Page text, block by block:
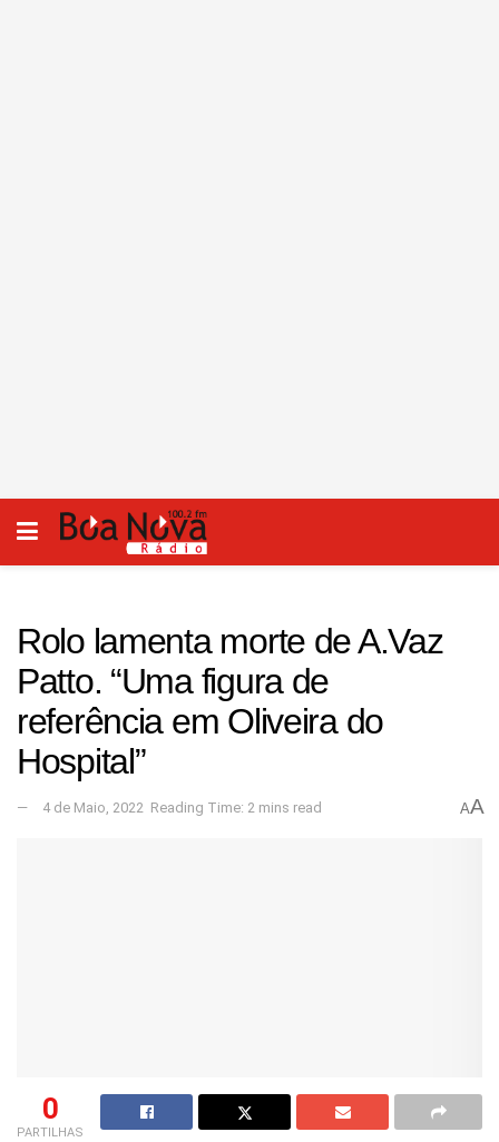
Rolo lamenta morte de A.Vaz
Patto. “Uma figura de
referência em Oliveira do
Hospital”
4 de Maio, 2022 Reading Time: 2 mins read AA
0
PARTILHAS